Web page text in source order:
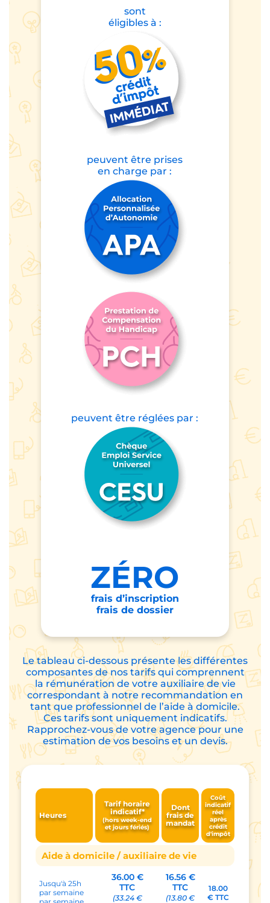
sont
éligibles à :
peuvent être prises
en charge par :
peuvent être réglées par :
ZÉRO
frais d’inscription
frais de dossier
Le tableau ci-dessous présente les différentes
composantes de nos tarifs qui comprennent
la rémunération de votre auxiliaire de vie
correspondant à notre recommandation en
tant que professionnel de l’aide à domicile.
Ces tarifs sont uniquement indicatifs.
Rapprochez-vous de votre agence pour une
estimation de vos besoins et un devis.
Heures
Tarif horaire
indicatif*
(hors week-end
et jours fériés)
Dont
frais de
mandat
Coût
indicatif
réel
après
crédit
d'impôt
Aide à domicile / auxiliaire de vie
Jusqu'à 25h
par semaine
36.00 €
TTC
(33.24 €
16.56 €
TTC
(13.80 €
18.00
€ TTC